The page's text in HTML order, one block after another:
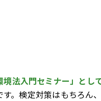
法入門セミナー」とし
。検定対策はもちろん